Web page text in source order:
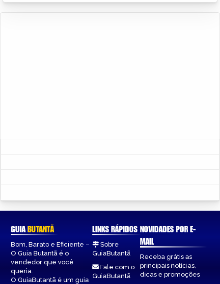
GUIABUTANTÃ
Bom, Barato e Eficiente –
O Guia Butantã é o
vendedor que você
queria.
O GuiaButantã é um guia
LINKS RÁPIDOS
Sobre
GuiaButantã
Fale com o
GuiaButantã
NOVIDADES POR E-
MAIL
Receba grátis as
principais notícias,
dicas e promoções